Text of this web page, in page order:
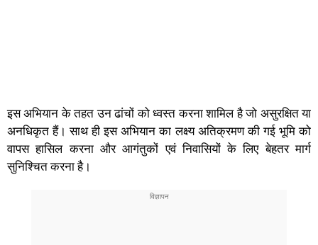
इस अभियान के तहत उन ढांचों को ध्वस्त करना शामिल है जो असुरक्षित या
अनधिकृत हैं। साथ ही इस अभियान का लक्ष्य अतिक्रमण की गई भूमि को
वापस हासिल करना और आगंतुकों एवं निवासियों के लिए बेहतर मार्ग
सुनिश्चित करना है।